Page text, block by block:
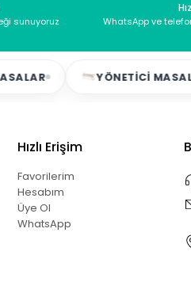
sunuyoruz WhatsApp ve
YÖNETICI MASALARI
Hızlı Erişim
Favorilerim
Hesabım
Üye Ol
WhatsApp